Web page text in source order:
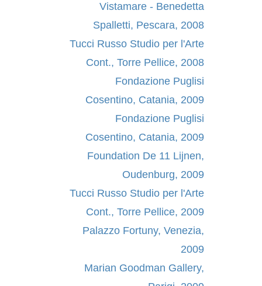
Vistamare - Benedetta
Spalletti, Pescara, 2008
Tucci Russo Studio per l'Arte
Cont., Torre Pellice, 2008
Fondazione Puglisi
Cosentino, Catania, 2009
Fondazione Puglisi
Cosentino, Catania, 2009
Foundation De 11 Lijnen,
Oudenburg, 2009
Tucci Russo Studio per l'Arte
Cont., Torre Pellice, 2009
Palazzo Fortuny, Venezia,
2009
Marian Goodman Gallery,